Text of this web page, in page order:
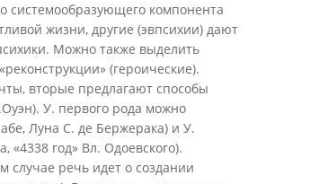
системообразующего компонента
жизни, другие (эвпсихии) дают
Можно также выделить
(героические).
вторые предлагают способы
У. первого рода можно
Луна С. де Бержерака) и У.
«4338 год» Вл. Одоевского).
случае речь идет о создании